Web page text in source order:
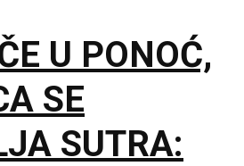
U PONOĆ,
SE
SUTRA: